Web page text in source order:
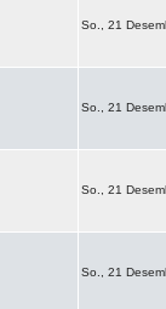
So., 21
So., 21
So., 21
So., 21